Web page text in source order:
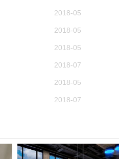
2018-05
2018-05
2018-05
2018-07
2018-05
2018-07